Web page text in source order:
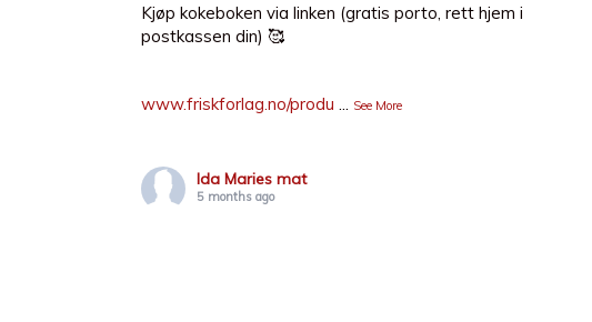
Kjøp kokeboken via linken (gratis porto, rett hjem i
postkassen din) 🥰
www.friskforlag.no/produ See More
Ida Maries mat
5 months ago